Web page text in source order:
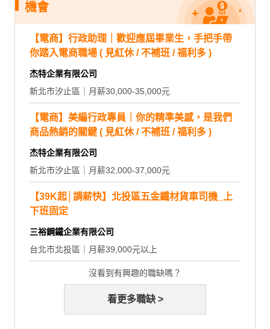
機會
【電商】行政助理｜歡迎應屆畢業生，手把手帶
你踏入電商職場 ( 見紅休 / 不補班 / 福利多 )
杰特企業有限公司
新北市汐止區｜月薪30,000-35,000元
【電商】美編行政專員｜你的精準美感，是我們
商品熱銷的關鍵 ( 見紅休 / 不補班 / 福利多 )
杰特企業有限公司
新北市汐止區｜月薪32,000-37,000元
【39K起│調薪快】北投區五金鐵材貨車司機_上
下班固定
三裕鋼鐵企業有限公司
台北市北投區｜月薪39,000元以上
沒看到有興趣的職缺嗎？
看更多職缺 >